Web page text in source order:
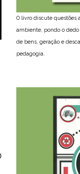
O livro discute questões
ambiente, pondo o
de bens, geração e
pedagogia.